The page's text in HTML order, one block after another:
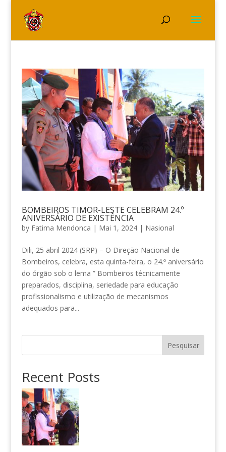
BOMBEIROS TIMOR-LESTE CELEBRAM 24.º
ANIVERSÁRIO DE EXISTÊNCIA
by Fatima Mendonca | Mai 1, 2024| Nasional
Dili, 25 abril 2024 (SRP) – O Direção Nacional de
Bombeiros, celebra, esta quinta-feira, o 24.º aniversário
do órgão sob o lema ” Bombeiros técnicamente
preparados, disciplina, seriedade para educação
profissionalismo e utilização de mecanismos
adequados para...
Pesquisar
Recent Posts